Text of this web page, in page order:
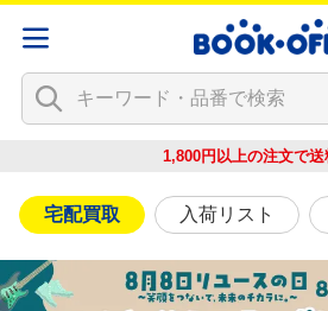
1,800円以上の注文で送
宅配買取 入荷リスト